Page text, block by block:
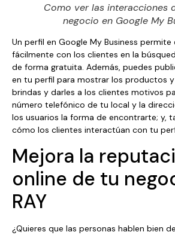
Como ver las interacciones
negocio en Google My
Un perfil en Google My Business
fácilmente con los clientes en la
de forma gratuita. Además, puedes
en tu perfil para mostrar los productos
brindas y darles a los clientes motivos
número telefónico de tu local y la
los usuarios la forma de encontrarte; y,
cómo los clientes interactúan con tu
Mejora la
online de tu
RAY
¿Quieres que las personas hablen bien